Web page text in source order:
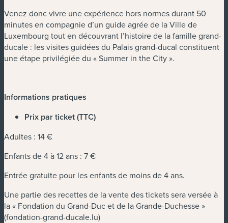
Venez donc vivre une expérience hors normes durant 50
minutes en compagnie d’un guide agrée de la Ville de
Luxembourg tout en découvrant l’histoire de la famille grand-
ducale : les visites guidées du Palais grand-ducal constituent
une étape privilégiée du « Summer in the City ».
Informations pratiques
Prix par ticket (TTC)
Adultes : 14 €
Enfants de 4 à 12 ans : 7 €
Entrée gratuite pour les enfants de moins de 4 ans.
Une partie des recettes de la vente des tickets sera versée à
la « Fondation du Grand-Duc et de la Grande-Duchesse »
(fondation-grand-ducale.lu)